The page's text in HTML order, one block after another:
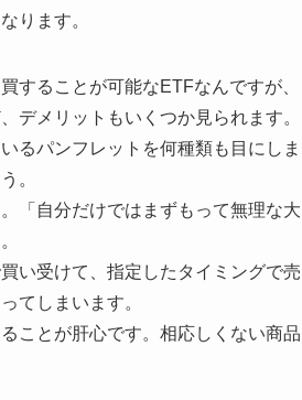
ります。
することが可能なETFなんですが、
デメリットもいくつか見られます。
るパンフレットを何種類も目にしま
。
「自分だけではまずもって無理な大
い受けて、指定したタイミングで売
てしまいます。
ことが肝心です。相応しくない商品